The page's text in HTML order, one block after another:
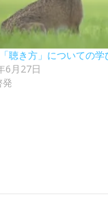
聴き方」についての学
6月27日
発